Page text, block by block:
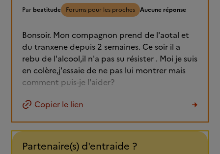
Par beatitude Forums pour les proches Aucune réponse
Bonsoir. Mon compagnon prend de l'aotal et
du tranxene depuis 2 semaines. Ce soir il a
rebu de l'alcool,il n'a pas su résister . Moi je suis
en colère,j'essaie de ne pas lui montrer mais
comment puis-je l'aider?
Copier le lien
Partenaire(s) d'entraide ?